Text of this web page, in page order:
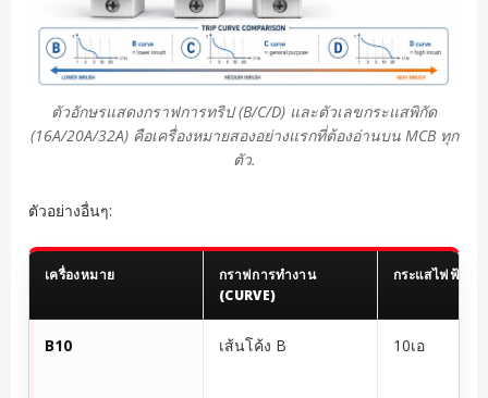
ตัวอักษรแสดงกราฟการทริป (B/C/D) และตัวเลขกระแสพิกัด
(16A/20A/32A) คือเครื่องหมายสองอย่างแรกที่ต้องอ่านบน MCB ทุก
ตัว.
ตัวอย่างอื่นๆ:
เครื่องหมาย
กราฟการทำงาน
(CURVE)
กระแสไฟฟ้าที่
B10 เส้นโค้ง B 10เอ